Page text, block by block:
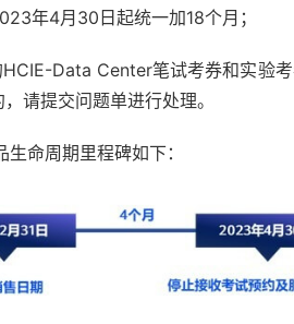
年4月30日起统一加18个月；
Data Center笔试考券和实验
请提交问题单进行处理。
命周期里程碑如下：